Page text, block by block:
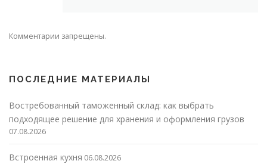
Комментарии запрещены.
ПОСЛЕДНИЕ МАТЕРИАЛЫ
Востребованный таможенный склад: как выбрать
подходящее решение для хранения и оформления грузов
07.08.2026
Встроенная кухня 06.08.2026